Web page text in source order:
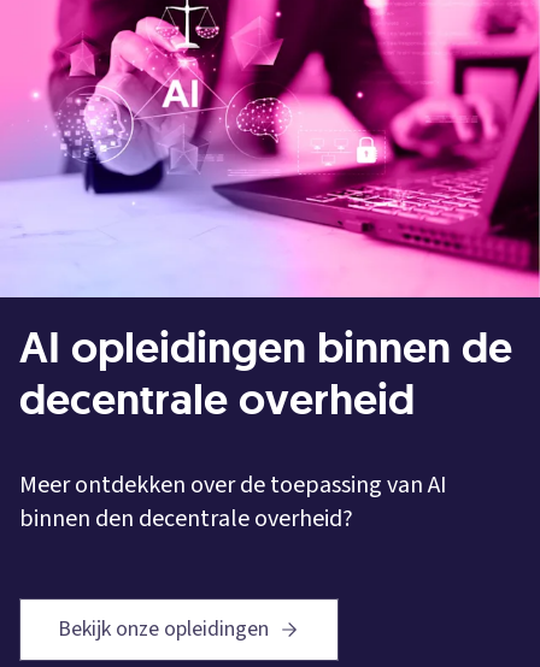
AI opleidingen binnen de
decentrale overheid
Meer ontdekken over de toepassing van AI
binnen den decentrale overheid?
Bekijk onze opleidingen